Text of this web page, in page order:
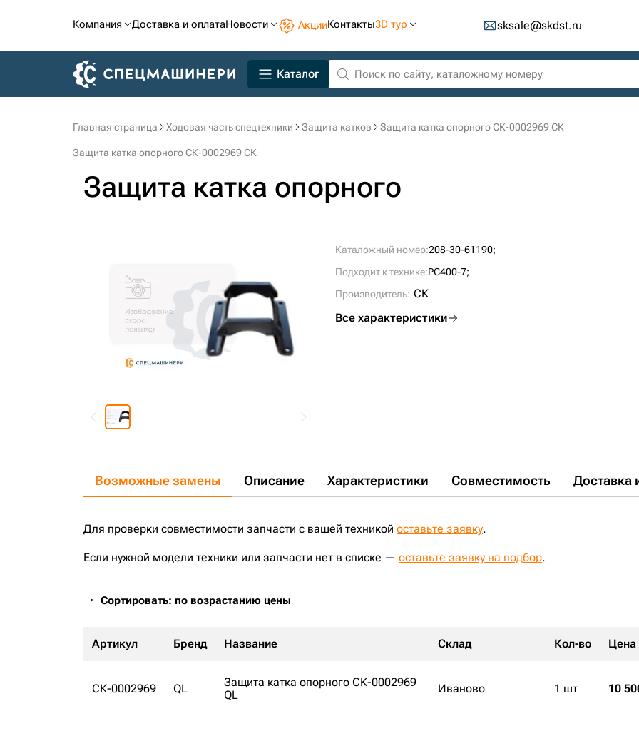
Компания Доставка и оплатаНовости АкцииКонтакты3D тур sksale@skdst.ru
Каталог
Главная страница Ходовая часть спецтехники Защита катков Защита катка опорного СК-0002969 СК
Защита катка опорного СК-0002969 СК
Защита катка опорного
Каталожный номер:208-30-61190;
Подходит к технике:PC400-7;
Производитель: СК
Все характеристики
Возможные замены Описание Характеристики Совместимость Доставка
Для проверки совместимости запчасти с вашей техникой оставьте заявку.
Если нужной модели техники или запчасти нет в списке — оставьте заявку на подбор.
Сортировать: по возрастанию цены
Артикул Бренд Название Склад Кол-во Цена
СК-0002969 QL
Защита катка опорного СК-0002969
QL
Иваново 1 шт 10